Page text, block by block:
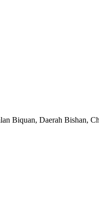
Biquan, Daerah Bishan,